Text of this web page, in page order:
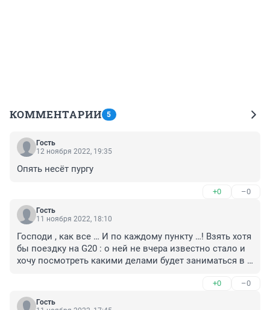
КОММЕНТАРИИ 5
Гость
12 ноября 2022, 19:35
Опять несёт пургу
+0 –0
Гость
11 ноября 2022, 18:10
Господи , как все … И по каждому пункту …! Взять хотя
бы поездку на G20 : о ней не вчера известно стало и
хочу посмотреть какими делами будет заниматься в
+0 –0
Гость